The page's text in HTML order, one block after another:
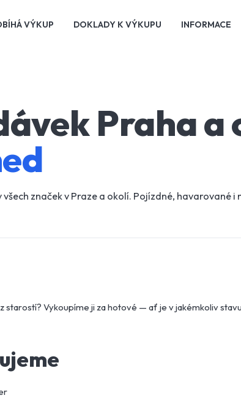
VÝKUP DOKLADY K VÝKUPU INFORMACE
Praha
všech značek v Praze a okolí. Pojízdné,
Vykoupíme ji za hotové — ať je v jakémkoliv